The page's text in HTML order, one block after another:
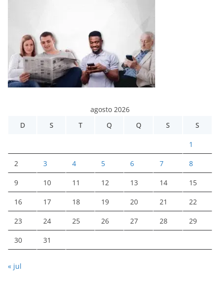
agosto 2026
D
S T Q Q S S
1
2 3 4 5 6 7 8
9 10 11 12 13 14 15
16 17 18 19 20 21 22
23 24 25 26 27 28 29
30 31
« jul